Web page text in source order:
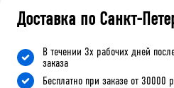
Доставка по Санкт-
В течении 3х рабочих дней
заказа
Бесплатно при заказе от 30000